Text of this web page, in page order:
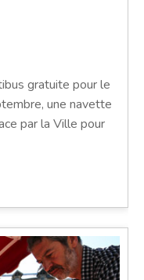
gratuite pour le
une navette
par la Ville pour